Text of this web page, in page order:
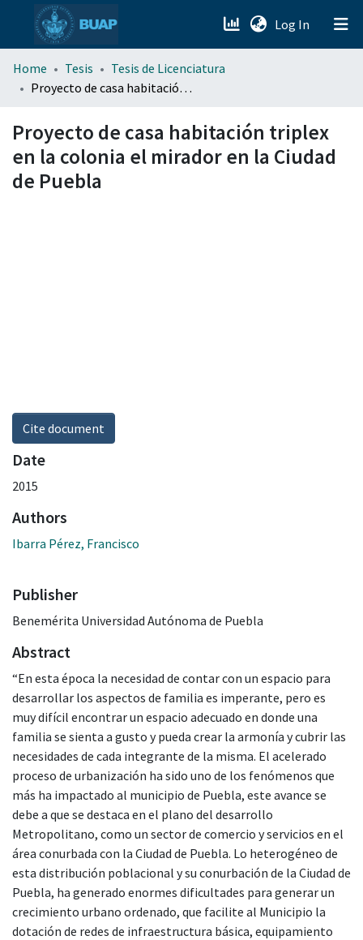
Log In (current)
menu.section.about_menu
Home Tesis
Tesis de Licenciatura
Proyecto de casa habitación triplex en la colonia el mirador en la Ciudad de Puebla
Proyecto de casa habitación triplex
en la colonia el mirador en la Ciudad
de Puebla
Cite document
Date
2015
Authors
Ibarra Pérez, Francisco
Publisher
Benemérita Universidad Autónoma de Puebla
Abstract
“En esta época la necesidad de contar con un espacio para
desarrollar los aspectos de familia es imperante, pero es
muy difícil encontrar un espacio adecuado en donde una
familia se sienta a gusto y pueda crear la armonía y cubrir las
necesidades de cada integrante de la misma. El acelerado
proceso de urbanización ha sido uno de los fenómenos que
más ha impactado al municipio de Puebla, este avance se
debe a que se destaca en el plano del desarrollo
Metropolitano, como un sector de comercio y servicios en el
área conurbada con la Ciudad de Puebla. Lo heterogéneo de
esta distribución poblacional y su conurbación de la Ciudad de
Puebla, ha generado enormes dificultades para generar un
crecimiento urbano ordenado, que facilite al Municipio la
dotación de redes de infraestructura básica, equipamiento